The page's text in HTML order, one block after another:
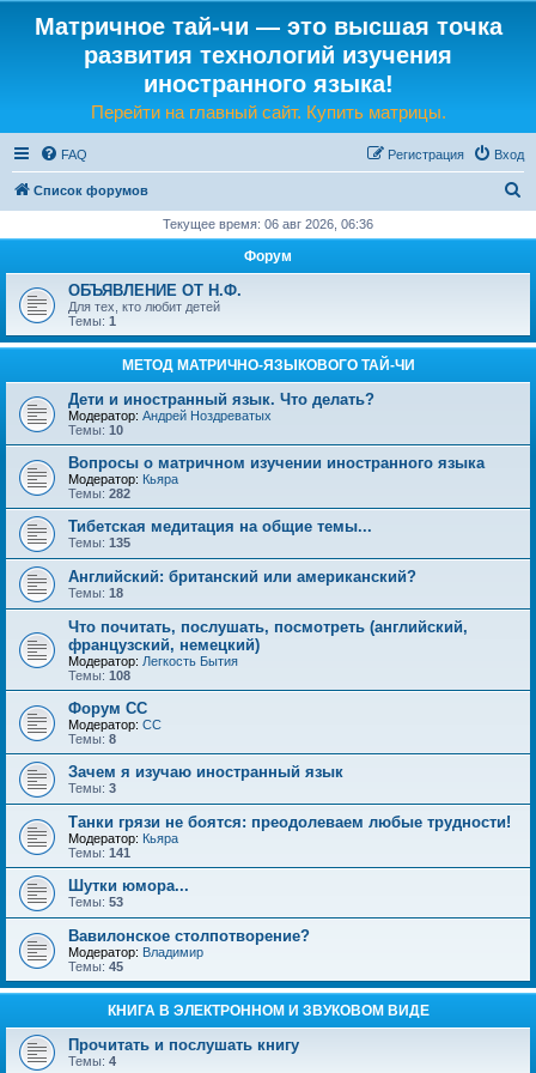
Матричное тай-чи — это высшая точка
развития технологий изучения
иностранного языка!
Перейти на главный сайт. Купить матрицы.
FAQ Вход
Регистрация
Список форумов
с
Текущее время: 06 авг 2026, 06:36
Форум
ОБЪЯВЛЕНИЕ ОТ Н.Ф.
Для тех, кто любит детей
Темы: 1
МЕТОД МАТРИЧНО-ЯЗЫКОВОГО ТАЙ-ЧИ
Дети и иностранный язык. Что делать?
Модератор: Андрей Ноздреватых
Темы: 10
Вопросы о матричном изучении иностранного языка
Модератор: Кьяра
Темы: 282
Тибетская медитация на общие темы...
Темы: 135
Английский: британский или американский?
Темы: 18
Что почитать, послушать, посмотреть (английский,
французский, немецкий)
Модератор: Легкость Бытия
Темы: 108
Форум СС
Модератор: CC
Темы: 8
Зачем я изучаю иностранный язык
Темы: 3
Танки грязи не боятся: преодолеваем любые трудности!
Модератор: Кьяра
Темы: 141
Шутки юмора...
Темы: 53
Вавилонское столпотворение?
Модератор: Владимир
Темы: 45
КНИГА В ЭЛЕКТРОННОМ И ЗВУКОВОМ ВИДЕ
Прочитать и послушать книгу
Темы: 4